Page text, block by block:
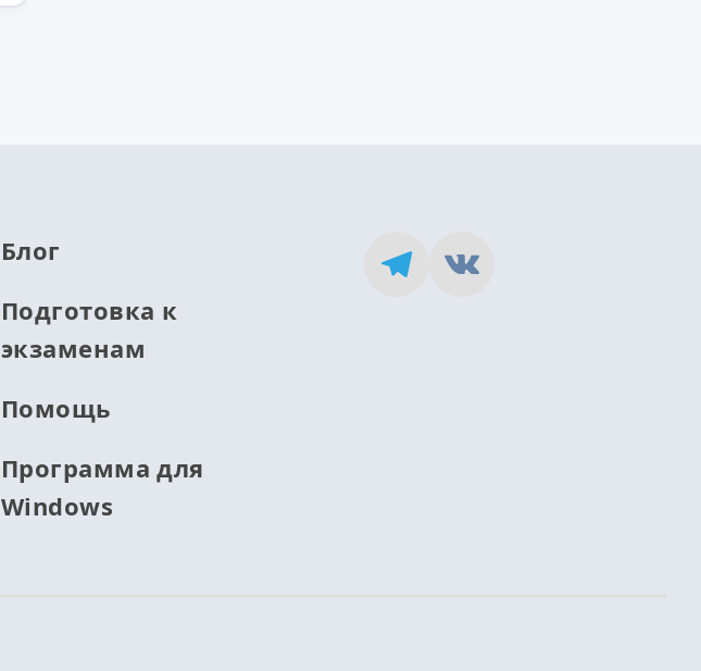
Блог
Подготовка к
экзаменам
Помощь
Программа для
Windows